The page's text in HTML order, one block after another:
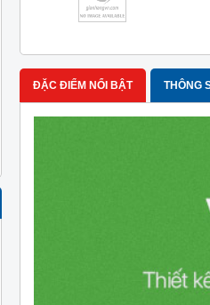
ĐẶC ĐIỂM NỔI BẬT THÔNG